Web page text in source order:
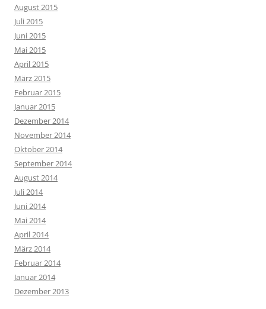
August 2015
Juli 2015
Juni 2015
Mai 2015
April 2015
März 2015
Februar 2015
Januar 2015
Dezember 2014
November 2014
Oktober 2014
September 2014
August 2014
Juli 2014
Juni 2014
Mai 2014
April 2014
März 2014
Februar 2014
Januar 2014
Dezember 2013